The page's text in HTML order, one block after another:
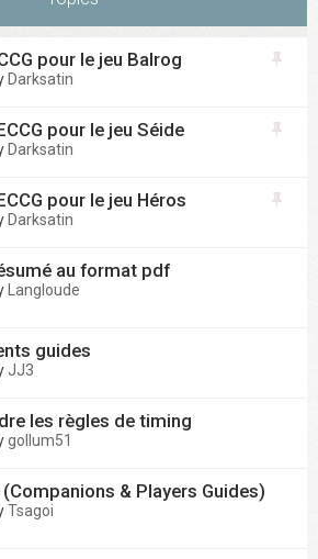
pour le jeu Balrog
Darksatin
pour le jeu Séide
Darksatin
pour le jeu Héros
Darksatin
au format pdf
Langloude
guides
JJ3
les règles de timing
gollum51
& Players Guides)
Tsagoi